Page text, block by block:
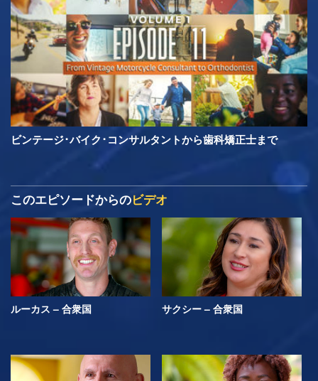
ビンテージ･バイク･コンサルタントから歯科矯正士まで
このエピソードからのビデオ
ルーカス – 合衆国 サクシー – 合衆国